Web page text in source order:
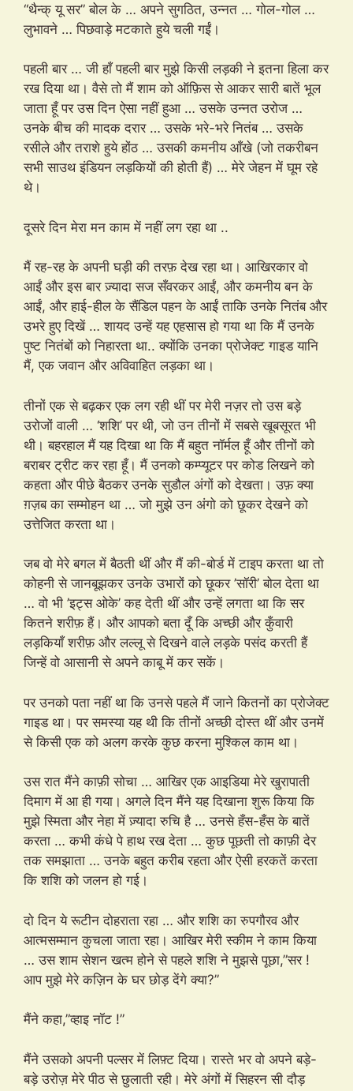
“थैन्क् यू सर” बोल के … अपने सुगठित, उन्नत … गोल-गोल …
लुभावने … पिछवाड़े मटकाते हुये चली गईं।
पहली बार … जी हाँ पहली बार मुझे किसी लड़की ने इतना हिला कर
रख दिया था। वैसे तो मैं शाम को ऑफ़िस से आकर सारी बातें भूल
जाता हूँ पर उस दिन ऐसा नहीं हुआ … उसके उन्नत उरोज …
उनके बीच की मादक दरार … उसके भरे-भरे नितंब … उसके
रसीले और तराशे हुये होंठ … उसकी कमनीय आँखे (जो तकरीबन
सभी साउथ इंडियन लड़कियों की होती हैं) … मेरे जेहन में घूम रहे
थे।
दूसरे दिन मेरा मन काम में नहीं लग रहा था ..
मैं रह-रह के अपनी घड़ी की तरफ़ देख रहा था। आखिरकार वो
आईं और इस बार ज़्यादा सज सँवरकर आईं, और कमनीय बन के
आईं, और हाई-हील के सैंडिल पहन के आईं ताकि उनके नितंब और
उभरे हुए दिखें … शायद उन्हें यह एहसास हो गया था कि मैं उनके
पुष्ट नितंबों को निहारता था.. क्योंकि उनका प्रोजेक्ट गाइड यानि
मैं, एक जवान और अविवाहित लड़का था।
तीनों एक से बढ़कर एक लग रही थीं पर मेरी नज़र तो उस बड़े
उरोजों वाली … ‘शशि’ पर थी, जो उन तीनों में सबसे खूबसूरत भी
थी। बहरहाल मैं यह दिखा था कि मैं बहुत नॉर्मल हूँ और तीनों को
बराबर ट्रीट कर रहा हूँ। मैं उनको कम्प्यूटर पर कोड लिखने को
कहता और पीछे बैठकर उनके सुडौल अंगों को देखता। उफ़ क्या
ग़ज़ब का सम्मोहन था … जो मुझे उन अंगो को छूकर देखने को
उत्तेजित करता था।
जब वो मेरे बगल में बैठती थीं और मैं की-बोर्ड में टाइप करता था तो
कोहनी से जानबूझकर उनके उभारों को छूकर ’सॉरी’ बोल देता था
… वो भी ’इट्स ओके’ कह देती थीं और उन्हें लगता था कि सर
कितने शरीफ़ हैं। और आपको बता दूँ कि अच्छी और कुँवारी
लड़कियाँ शरीफ़ और लल्लू से दिखने वाले लड़के पसंद करती हैं
जिन्हें वो आसानी से अपने काबू में कर सकें।
पर उनको पता नहीं था कि उनसे पहले मैं जाने कितनों का प्रोजेक्ट
गाइड था। पर समस्या यह थी कि तीनों अच्छी दोस्त थीं और उनमें
से किसी एक को अलग करके कुछ करना मुश्किल काम था।
उस रात मैंने काफ़ी सोचा … आखिर एक आइडिया मेरे खुरापाती
दिमाग में आ ही गया। अगले दिन मैंने यह दिखाना शुरू किया कि
मुझे स्मिता और नेहा में ज़्यादा रुचि है … उनसे हँस-हँस के बातें
करता … कभी कंधे पे हाथ रख देता … कुछ पूछती तो काफ़ी देर
तक समझाता … उनके बहुत करीब रहता और ऐसी हरकतें करता
कि शशि को जलन हो गई।
दो दिन ये रूटीन दोहराता रहा … और शशि का रुपगौरव और
आत्मसम्मान कुचला जाता रहा। आखिर मेरी स्कीम ने काम किया
… उस शाम सेशन खत्म होने से पहले शशि ने मुझसे पूछा,”सर !
आप मुझे मेरे कज़िन के घर छोड़ देंगे क्या?”
मैंने कहा,”व्हाइ नॉट !”
मैंने उसको अपनी पल्सर में लिफ़्ट दिया। रास्ते भर वो अपने बड़े-
बड़े उरोज़ मेरे पीठ से छुलाती रही। मेरे अंगों में सिहरन सी दौड़